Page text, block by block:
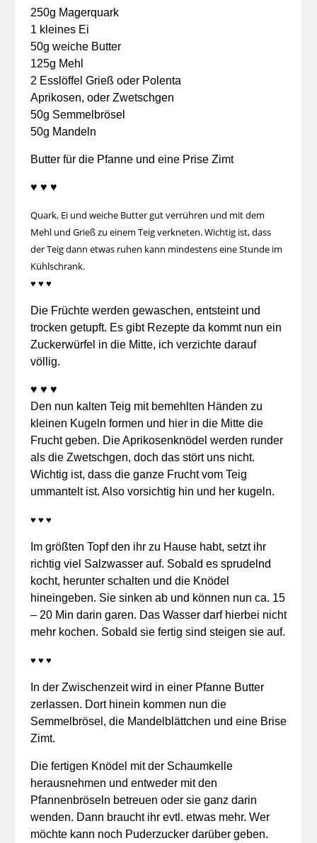
250g Magerquark
1 kleines Ei
50g weiche Butter
125g Mehl
2 Esslöffel Grieß oder Polenta
Aprikosen, oder Zwetschgen
50g Semmelbrösel
50g Mandeln
Butter für die Pfanne und eine Prise Zimt
♥ ♥ ♥
Quark, Ei und weiche Butter gut verrühren und mit dem
Mehl und Grieß zu einem Teig verkneten. Wichtig ist, dass
der Teig dann etwas ruhen kann mindestens eine Stunde im
Kühlschrank.
♥ ♥ ♥
Die Früchte werden gewaschen, entsteint und
trocken getupft. Es gibt Rezepte da kommt nun ein
Zuckerwürfel in die Mitte, ich verzichte darauf
völlig.
♥ ♥ ♥
Den nun kalten Teig mit bemehlten Händen zu
kleinen Kugeln formen und hier in die Mitte die
Frucht geben. Die Aprikosenknödel werden runder
als die Zwetschgen, doch das stört uns nicht.
Wichtig ist, dass die ganze Frucht vom Teig
ummantelt ist. Also vorsichtig hin und her kugeln.
♥ ♥ ♥
Im größten Topf den ihr zu Hause habt, setzt ihr
richtig viel Salzwasser auf. Sobald es sprudelnd
kocht, herunter schalten und die Knödel
hineingeben. Sie sinken ab und können nun ca. 15
– 20 Min darin garen. Das Wasser darf hierbei nicht
mehr kochen. Sobald sie fertig sind steigen sie auf.
♥ ♥ ♥
In der Zwischenzeit wird in einer Pfanne Butter
zerlassen. Dort hinein kommen nun die
Semmelbrösel, die Mandelblättchen und eine Brise
Zimt.
Die fertigen Knödel mit der Schaumkelle
herausnehmen und entweder mit den
Pfannenbröseln betreuen oder sie ganz darin
wenden. Dann braucht ihr evtl. etwas mehr. Wer
möchte kann noch Puderzucker darüber geben.